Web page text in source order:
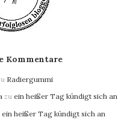
Kommentare
Radiergummi
zu ein heißer Tag kündigt sich an
ein heißer Tag kündigt sich an